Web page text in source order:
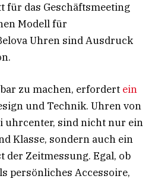
für das Geschäftsmeeting
Modell für
Uhren sind Ausdruck
zu machen, erfordert ein
und Technik. Uhren von
uhrcenter, sind nicht nur ein
Klasse, sondern auch ein
der Zeitmessung. Egal, ob
persönliches Accessoire,